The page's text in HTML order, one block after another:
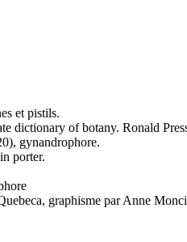
et pistils.
dictionary of botany. Ronald
gynandrophore.
porter.
graphisme par Anne